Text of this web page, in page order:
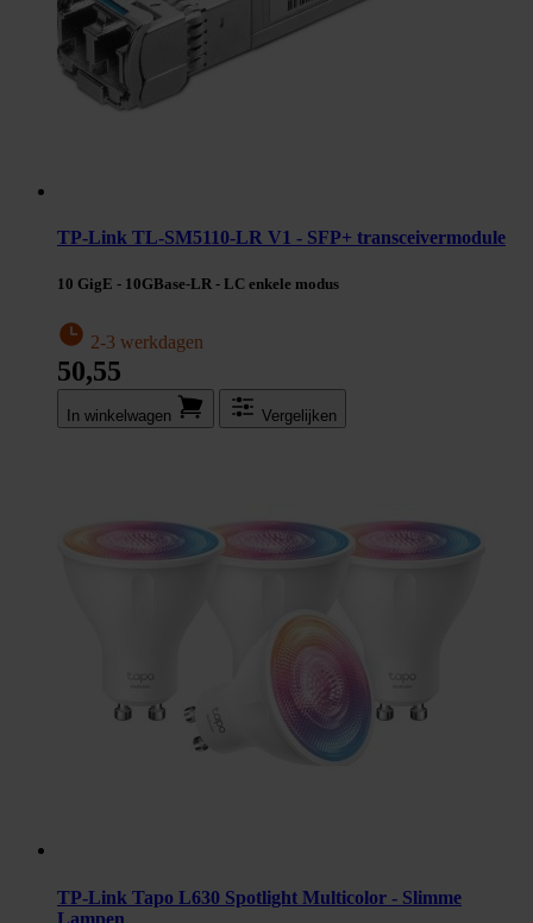
TP-Link TL-SM5110-LR V1 - SFP+ transceivermodule
10 GigE - 10GBase-LR - LC enkele modus
2-3 werkdagen
50,55
In winkel­wagen Vergelijken
TP-Link Tapo L630 Spotlight Multicolor - Slimme
Lampen